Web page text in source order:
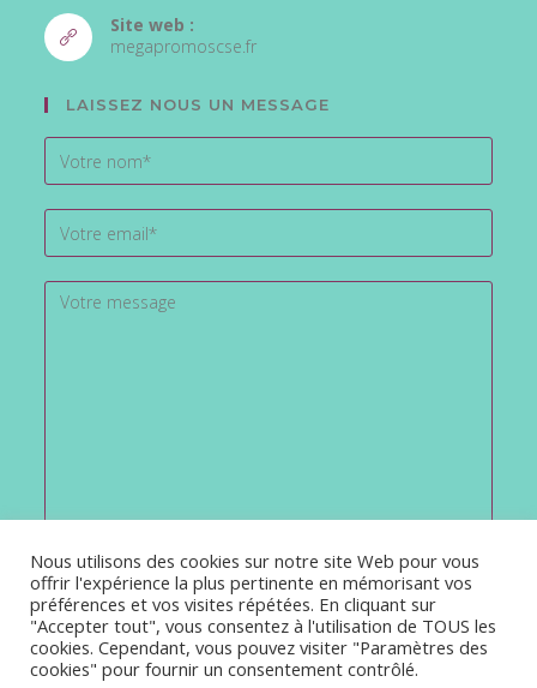
application
Site web :
megapromoscse.frS’ouvre
nouvel
onglet
LAISSEZ NOUS UN MESSAGE
Nous utilisons des cookies sur notre site Web pour vous
offrir l'expérience la plus pertinente en mémorisant vos
préférences et vos visites répétées. En cliquant sur
"Accepter tout", vous consentez à l'utilisation de TOUS les
cookies. Cependant, vous pouvez visiter "Paramètres des
cookies" pour fournir un consentement contrôlé.